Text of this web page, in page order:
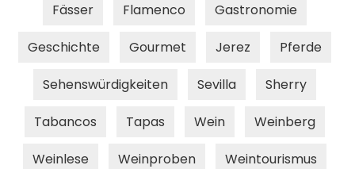
Fässer Flamenco Gastronomie
Geschichte Gourmet Jerez Pferde
Sehenswürdigkeiten Sevilla Sherry
Tabancos Tapas Wein Weinberg
Weinlese Weinproben Weintourismus